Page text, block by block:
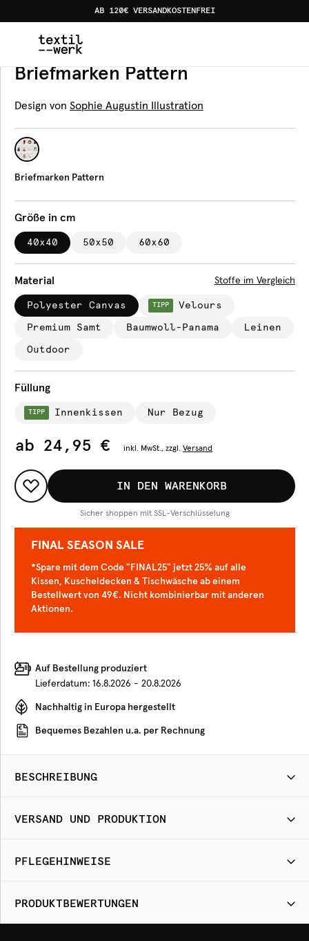
AB 120€ VERSANDKOSTENFREI
Produkte Kissen Briefmarken Pattern
Kissen
Briefmarken Pattern
Design von Sophie Augustin Illustration
Briefmarken Pattern
Größe in cm
40x40 50x50 60x60
Material Stoffe im Vergleich
Polyester Canvas TIPP Velours
Premium Samt Baumwoll-Panama Leinen
Outdoor
Füllung
TIPP Innenkissen Nur Bezug
ab 24,95 € inkl. MwSt., zzgl. Versand
IN DEN WARENKORB
Sicher shoppen mit SSL-Verschlüsselung
FINAL SEASON SALE
*Spare mit dem Code "FINAL25" jetzt 25% auf alle
Kissen, Kuscheldecken & Tischwäsche ab einem
Bestellwert von 49€. Nicht kombinierbar mit anderen
Aktionen.
Auf Bestellung produziert
Lieferdatum: 16.8.2026 - 20.8.2026
Nachhaltig in Europa hergestellt
Bequemes Bezahlen u.a. per Rechnung
BESCHREIBUNG
VERSAND UND PRODUKTION
PFLEGEHINWEISE
PRODUKTBEWERTUNGEN